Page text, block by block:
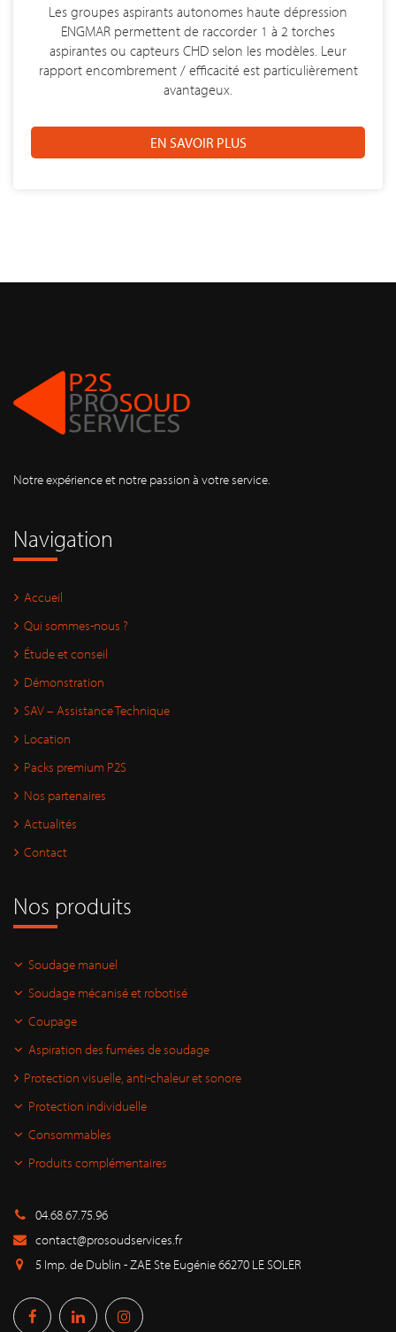
Les groupes aspirants autonomes haute dépression
ENGMAR permettent de raccorder 1 à 2 torches
aspirantes ou capteurs CHD selon les modèles. Leur
rapport encombrement / efficacité est particulièrement
avantageux.
EN SAVOIR PLUS
Notre expérience et notre passion à votre service.
Navigation
Accueil
Qui sommes-nous ?
Étude et conseil
Démonstration
SAV – Assistance Technique
Location
Packs premium P2S
Nos partenaires
Actualités
Contact
Nos produits
Soudage manuel
Soudage mécanisé et robotisé
Coupage
Aspiration des fumées de soudage
Protection visuelle, anti-chaleur et sonore
Protection individuelle
Consommables
Produits complémentaires
04.68.67.75.96
contact@prosoudservices.fr
5 Imp. de Dublin - ZAE Ste Eugénie 66270 LE SOLER